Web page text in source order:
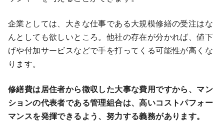
企業としては、大きな仕事である大規模修繕の受注はな
んとしても欲しいところ。他社の存在が分かれば、値下
げや付加サービスなどで手を打ってくる可能性が高くな
ります。
修繕費は居住者から徴収した大事な費用ですから、マン
ションの代表者である管理組合は、高いコストパフォー
マンスを発揮できるよう、努力する義務があります。